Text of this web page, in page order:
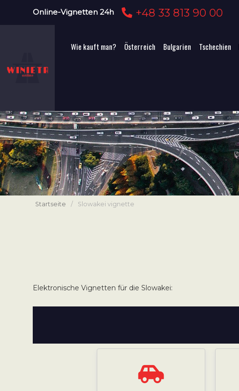
Online-Vignetten 24h +48 33 813 90 00
Wie kauft man? Österreich Bulgarien Tschechien
Startseite / Slowakei vignette
Elektronische Vignetten für die Slowakei: